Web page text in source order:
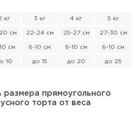
кг 3 кг 4 кг 5 кг
см 22-24 см 25-27 см 27-30 см
см 6-10 см 6-10 см 6-10 см
10 до 15 до 20 до 25
размера прямоугольного
торта от веса